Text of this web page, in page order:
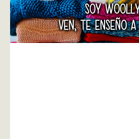
SOY
VEN, TE ENSEÑO